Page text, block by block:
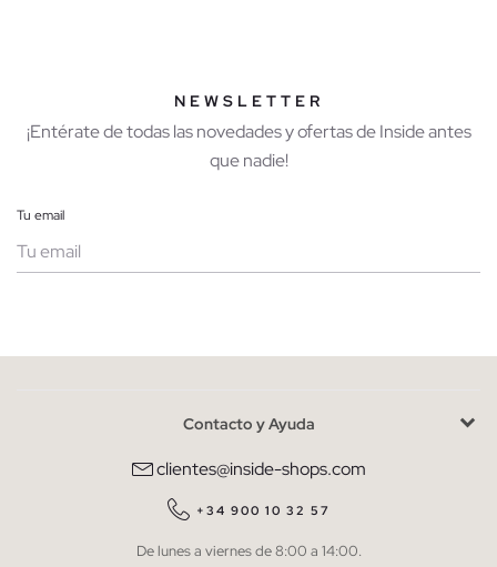
NEWSLETTER
¡Entérate de todas las novedades y ofertas de Inside antes
que nadie!
Tu email
He leído y entiendo lapolítica de privacidad
QUIERO SUSCRIBIRME
* Puedes cancelar la suscripción en cualquier momento.
Contacto y Ayuda
clientes@inside-shops.com
+34 900 10 32 57
De lunes a viernes de 8:00 a 14:00.